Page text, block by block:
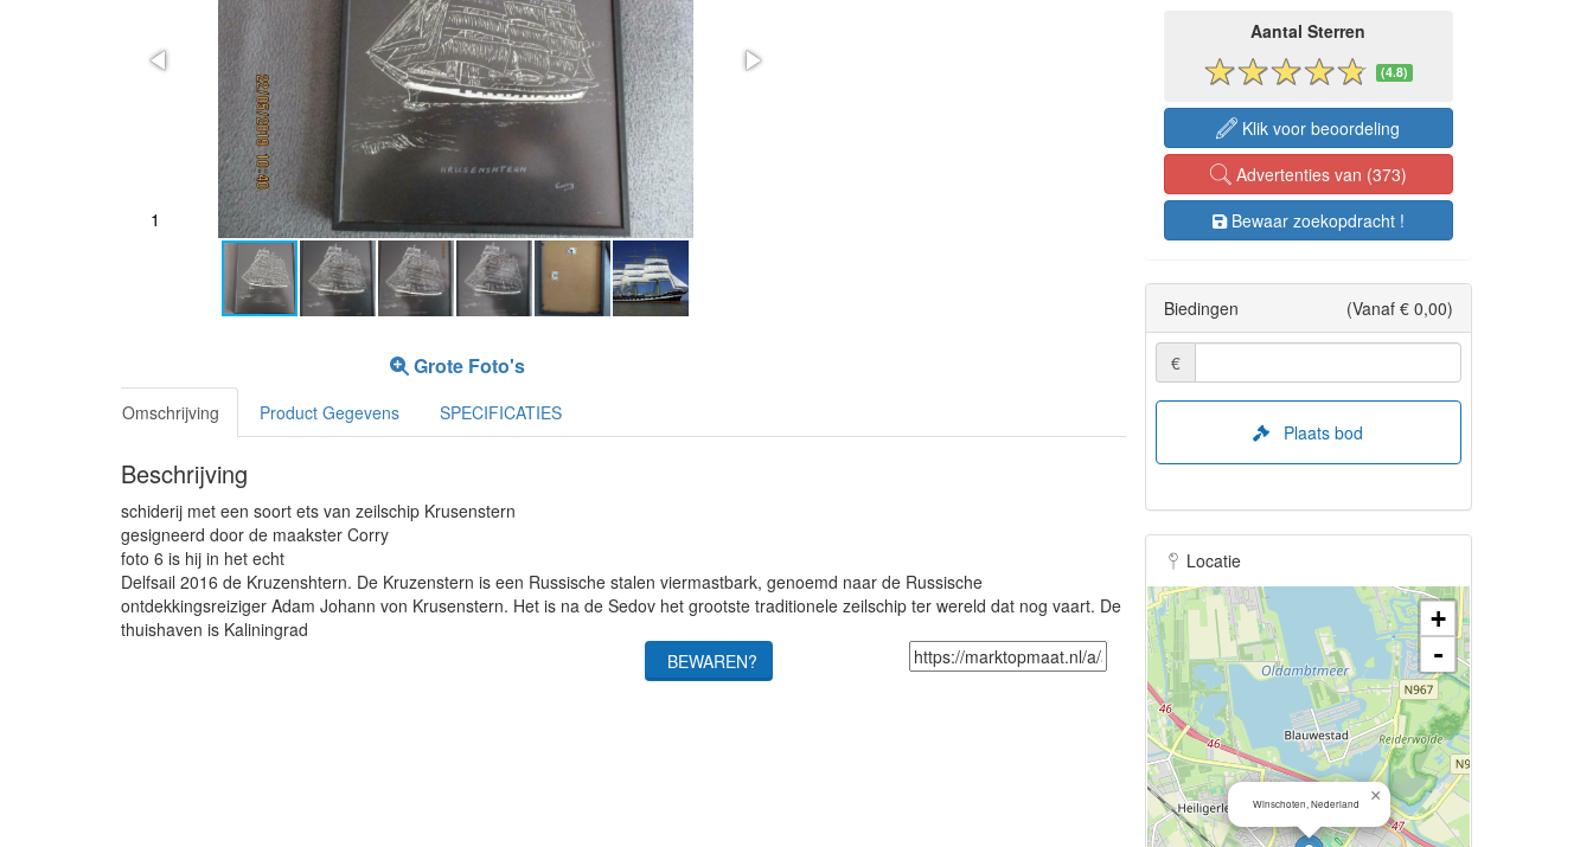
2
Grote Foto's
Omschrijving Product Gegevens SPECIFICATIES
Beschrijving
schiderij met een soort ets van zeilschip Krusenstern
gesigneerd door de maakster Corry
foto 6 is hij in het echt
Delfsail 2016 de Kruzenshtern. De Kruzenstern is een Russische stalen viermastbark, genoemd naar de Russische
ontdekkingsreiziger Adam Johann von Krusenstern. Het is na de Sedov het grootste traditionele zeilschip ter wereld dat nog vaart. De
thuishaven is Kaliningrad
BEWAREN?
Aantal Sterren
(4.8)
Klik voor beoordeling
Advertenties van (373)
Bewaar zoekopdracht !
Biedingen (Vanaf € 0,00)
€
Plaats bod
Locatie
Winschoten, Nederland ×
+
-